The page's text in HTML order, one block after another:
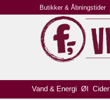
Vand & Energi Øl Cider
Butikker & Åbningstider